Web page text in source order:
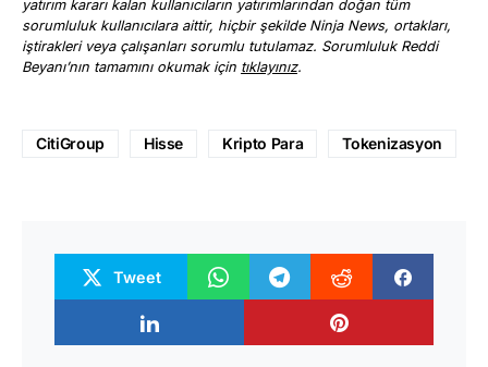
yatırım kararı kalan kullanıcıların yatırımlarından doğan tüm
sorumluluk kullanıcılara aittir, hiçbir şekilde Ninja News, ortakları,
iştirakleri veya çalışanları sorumlu tutulamaz. Sorumluluk Reddi
Beyanı’nın tamamını okumak için tıklayınız.
CitiGroup Hisse Kripto Para Tokenizasyon
Tweet